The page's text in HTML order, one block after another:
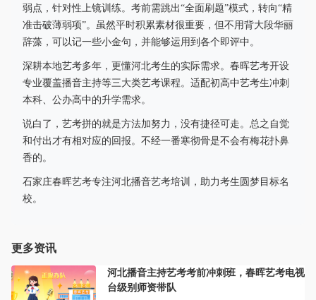
弱点，针对性上镜训练。考前需跳出“全面刷题”模式，转向“精
准击破薄弱项”。虽然平时积累素材很重要，但不用背大段华丽
辞藻，可以记一些小金句，并能够运用到各个即评中。
深耕本地艺考多年，更懂河北考生的实际需求。春晖艺考开设
专业覆盖播音主持等三大类艺考课程。适配初高中艺考生冲刺
本科、公办高中的升学需求。
说白了，艺考拼的就是方法加努力，没有捷径可走。总之自觉
和付出才有相对应的回报。不经一番寒彻骨是不会有梅花扑鼻
香的。
石家庄春晖艺考专注河北播音艺考培训，助力考生圆梦目标名
校。
更多资讯
河北播音主持艺考考前冲刺班，春晖艺考电视
台级别师资带队